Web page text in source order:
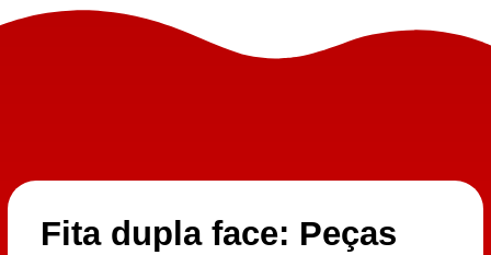
Fita dupla face: Peças